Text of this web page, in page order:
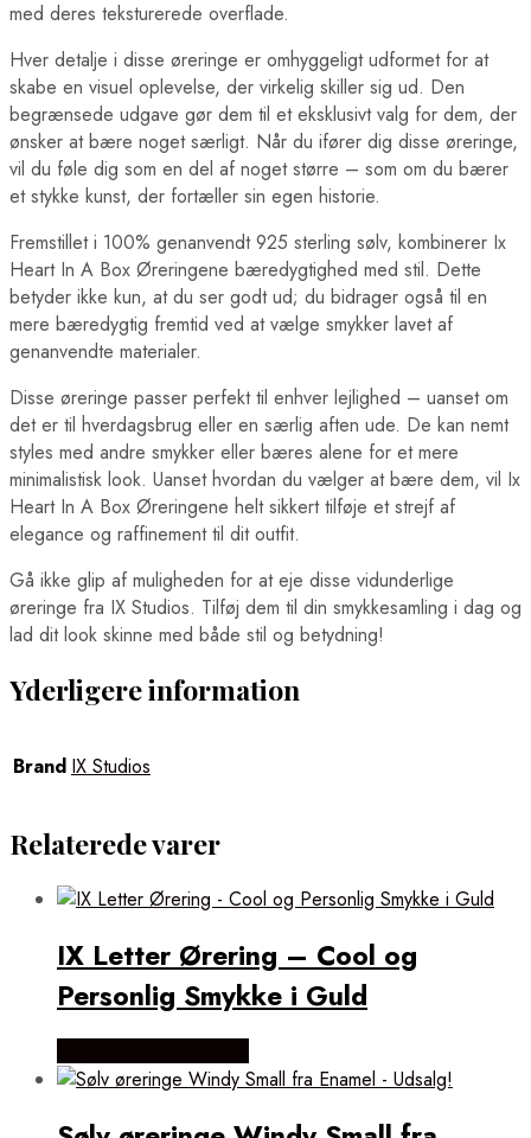
med deres teksturerede overflade.
Hver detalje i disse øreringe er omhyggeligt udformet for at
skabe en visuel oplevelse, der virkelig skiller sig ud. Den
begrænsede udgave gør dem til et eksklusivt valg for dem, der
ønsker at bære noget særligt. Når du ifører dig disse øreringe,
vil du føle dig som en del af noget større – som om du bærer
et stykke kunst, der fortæller sin egen historie.
Fremstillet i 100% genanvendt 925 sterling sølv, kombinerer Ix
Heart In A Box Øreringene bæredygtighed med stil. Dette
betyder ikke kun, at du ser godt ud; du bidrager også til en
mere bæredygtig fremtid ved at vælge smykker lavet af
genanvendte materialer.
Disse øreringe passer perfekt til enhver lejlighed – uanset om
det er til hverdagsbrug eller en særlig aften ude. De kan nemt
styles med andre smykker eller bæres alene for et mere
minimalistisk look. Uanset hvordan du vælger at bære dem, vil Ix
Heart In A Box Øreringene helt sikkert tilføje et strejf af
elegance og raffinement til dit outfit.
Gå ikke glip af muligheden for at eje disse vidunderlige
øreringe fra IX Studios. Tilføj dem til din smykkesamling i dag og
lad dit look skinne med både stil og betydning!
Yderligere information
Brand IX Studios
Relaterede varer
IX Letter Ørering – Cool og
Personlig Smykke i Guld